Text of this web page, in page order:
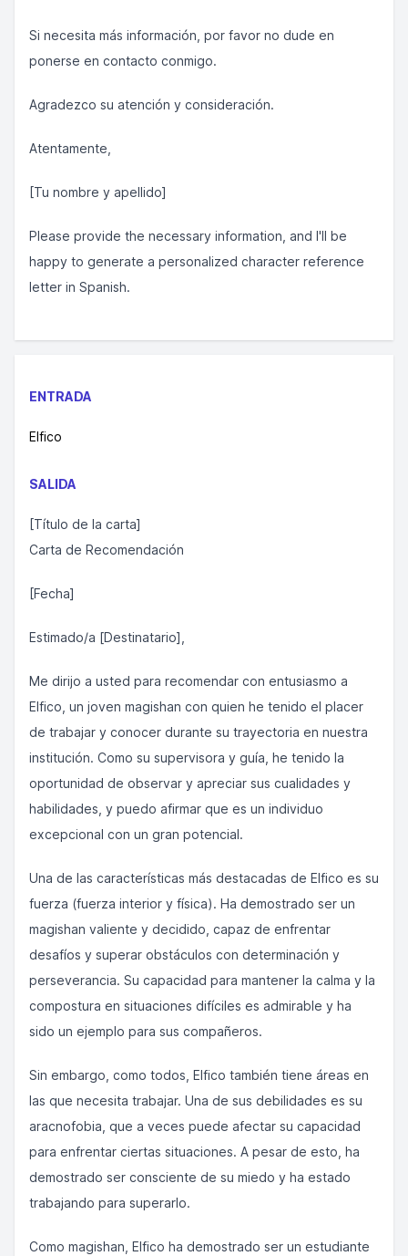
Si necesita más información, por favor no dude en
ponerse en contacto conmigo.
Agradezco su atención y consideración.
Atentamente,
[Tu nombre y apellido]
Please provide the necessary information, and I'll be
happy to generate a personalized character reference
letter in Spanish.
ENTRADA
Elfico
SALIDA
[Título de la carta]
Carta de Recomendación
[Fecha]
Estimado/a [Destinatario],
Me dirijo a usted para recomendar con entusiasmo a
Elfico, un joven magishan con quien he tenido el placer
de trabajar y conocer durante su trayectoria en nuestra
institución. Como su supervisora y guía, he tenido la
oportunidad de observar y apreciar sus cualidades y
habilidades, y puedo afirmar que es un individuo
excepcional con un gran potencial.
Una de las características más destacadas de Elfico es su
fuerza (fuerza interior y física). Ha demostrado ser un
magishan valiente y decidido, capaz de enfrentar
desafíos y superar obstáculos con determinación y
perseverancia. Su capacidad para mantener la calma y la
compostura en situaciones difíciles es admirable y ha
sido un ejemplo para sus compañeros.
Sin embargo, como todos, Elfico también tiene áreas en
las que necesita trabajar. Una de sus debilidades es su
aracnofobia, que a veces puede afectar su capacidad
para enfrentar ciertas situaciones. A pesar de esto, ha
demostrado ser consciente de su miedo y ha estado
trabajando para superarlo.
Como magishan, Elfico ha demostrado ser un estudiante